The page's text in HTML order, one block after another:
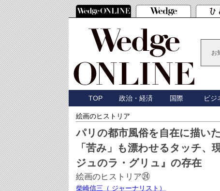
お
TOP 政治・経済 国際 ビジ
絵画のヒストリア
パリの都市風俗を自在に描い
「苦み」も漂わせるタッチ、
ジュのラ・グリュ』の存在
絵画のヒストリア㉔
柴崎信三 （ ジャーナリスト）